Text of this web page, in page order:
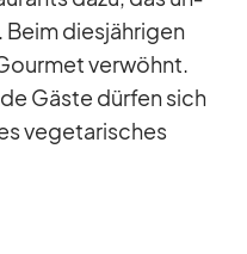
dies­jäh­ri­gen
ver­wöhnt.
Gäste dür­fen sich
ve­ge­ta­ri­sches